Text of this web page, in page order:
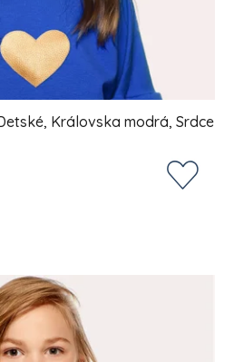
Královska modrá, Srdce